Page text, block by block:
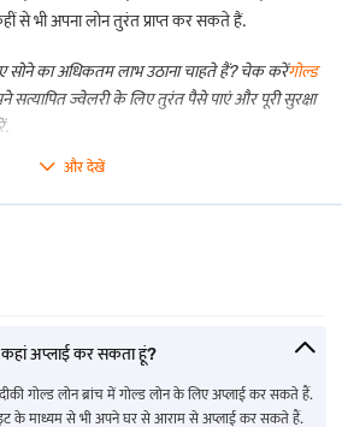
से भी अपना लोन तुरंत प्राप्त कर सकते हैं.
सोने का अधिकतम लाभ उठाना चाहते हैं? चेक करेंगोल्ड
सत्यापित ज्वेलरी के लिए तुरंत पैसे पाएं और पूरी सुरक्षा
और देखें
कहां अप्लाई कर सकता हूं?
गोल्ड लोन ब्रांच में गोल्ड लोन के लिए अप्लाई कर सकते हैं.
के माध्यम से भी अपने घर से आराम से अप्लाई कर सकते हैं.